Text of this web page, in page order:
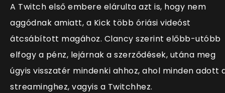
A Twitch első embere elárulta azt is, hogy nem
aggódnak amiatt, a Kick több óriási videóst
átcsábított magához. Clancy szerint előbb-utóbb
elfogy a pénz, lejárnak a szerződések, utána meg
úgyis visszatér mindenki ahhoz, ahol minden adott
streaminghez, vagyis a Twitchhez.